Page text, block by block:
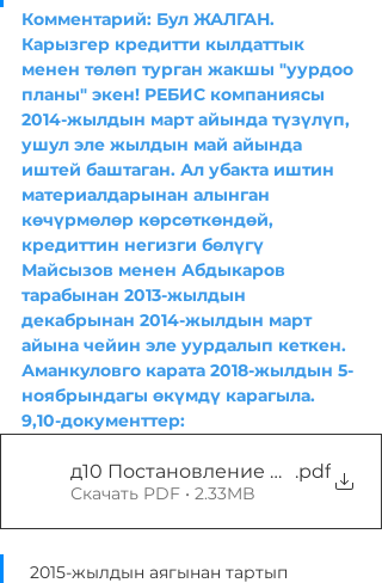
Комментарий: Бул ЖАЛГАН.
Карызгер кредитти кылдаттык
менен төлөп турган жакшы "уурдоо
планы" экен! РЕБИС компаниясы
2014-жылдын март айында түзүлүп,
ушул эле жылдын май айында
иштей баштаган. Ал убакта иштин
материалдарынан алынган
көчүрмөлөр көрсөткөндөй,
кредиттин негизги бөлүгү
Майсызов менен Абдыкаров
тарабынан 2013-жылдын
декабрынан 2014-жылдын март
айына чейин эле уурдалып кеткен.
Аманкуловго карата 2018-жылдын 5-
ноябрындагы өкүмдү карагыла.
9,10-документтер:
д10 Постановление .pdf
Скачать PDF • 2.33MB